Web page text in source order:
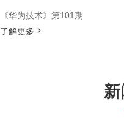
《华为技术》第101期
了解更多